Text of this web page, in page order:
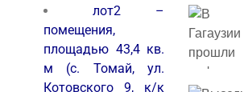
лот2 –
помещения,
площадью 43,4 кв.
м (с. Томай, ул.
Котовского 9, к/к